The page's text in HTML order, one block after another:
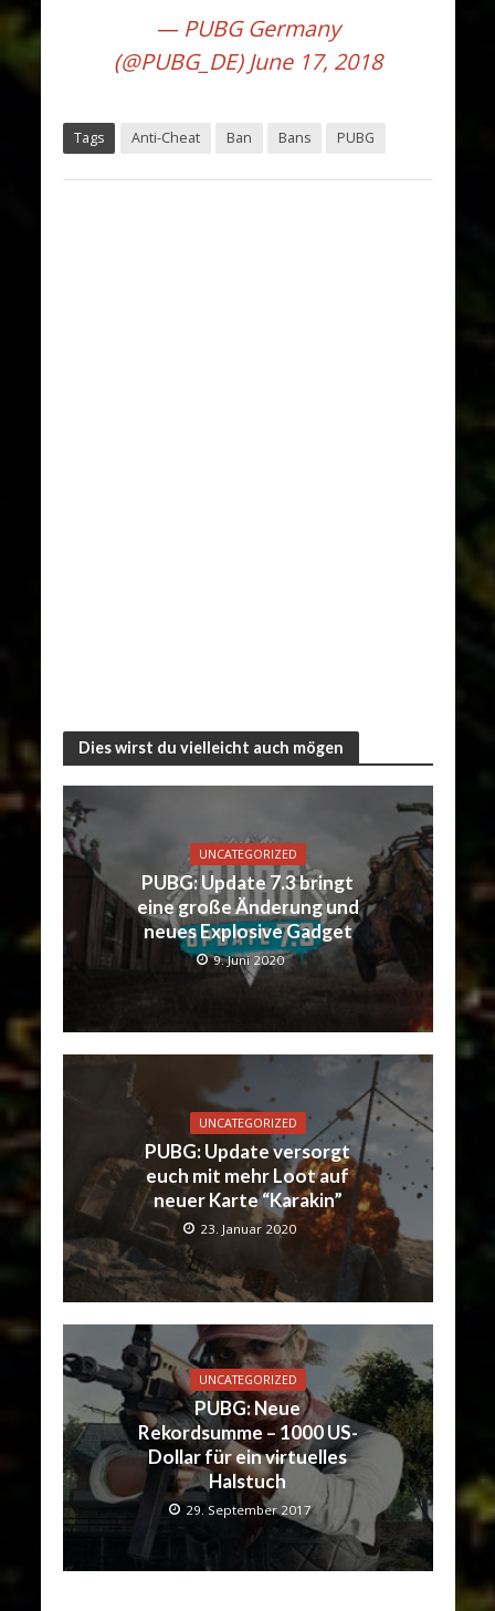
— PUBG Germany
(@PUBG_DE) June 17, 2018
Tags Anti-Cheat Ban Bans PUBG
Dies wirst du vielleicht auch mögen
UNCATEGORIZED
PUBG: Update 7.3 bringt
eine große Änderung und
neues Explosive Gadget
9. Juni 2020
UNCATEGORIZED
PUBG: Update versorgt
euch mit mehr Loot auf
neuer Karte “Karakin”
23. Januar 2020
UNCATEGORIZED
PUBG: Neue
Rekordsumme – 1000 US-
Dollar für ein virtuelles
Halstuch
29. September 2017